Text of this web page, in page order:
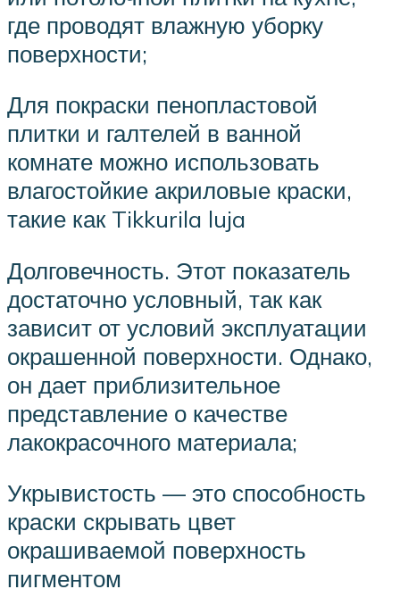
где проводят влажную уборку
поверхности;
Для покраски пенопластовой
плитки и галтелей в ванной
комнате можно использовать
влагостойкие акриловые краски,
такие как Tikkurila luja
Долговечность. Этот показатель
достаточно условный, так как
зависит от условий эксплуатации
окрашенной поверхности. Однако,
он дает приблизительное
представление о качестве
лакокрасочного материала;
Укрывистость — это способность
краски скрывать цвет
окрашиваемой поверхность
пигментом